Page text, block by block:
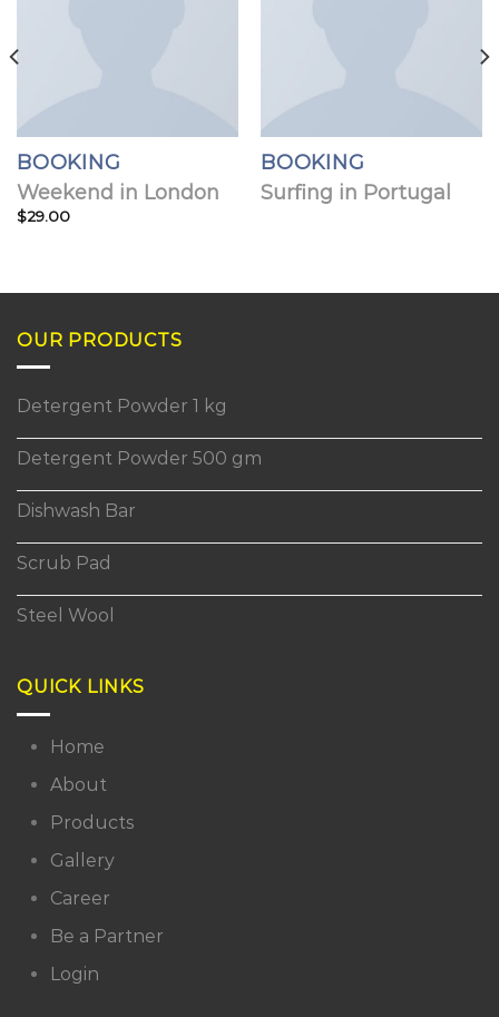
BOOKING
Weekend in London
$29.00
BOOKING
Surfing in Portugal
OUR PRODUCTS
Detergent Powder 1 kg
Detergent Powder 500 gm
Dishwash Bar
Scrub Pad
Steel Wool
QUICK LINKS
Home
About
Products
Gallery
Career
Be a Partner
Login